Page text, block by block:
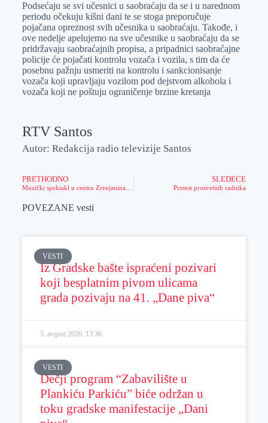
Podsećaju se svi učesnici u saobraćaju da se i u narednom
periodu očekuju kišni dani te se stoga preporučuje
pojačana opreznost svih učesnika u saobraćaju. Takođe, i
ove nedelje apelujemo na sve učesnike u saobraćaju da se
pridržavaju saobraćajnih propisa, a pripadnici saobraćajne
policije će pojačati kontrolu vozača i vozila, s tim da će
posebnu pažnju usmeriti na kontrolu i sankcionisanje
vozača koji upravljaju vozilom pod dejstvom alkohola i
vozača koji ne poštuju ograničenje brzine kretanja
RTV Santos
Autor: Redakcija radio televizije Santos
PRETHODNO
Muzički spektakl u centru Zrenjanina (VIDEO)
SLEDEĆE
Protest prosvetnih radnika
POVEZANE vesti
VESTI
Iz Gradske bašte ispraćeni pozivari
koji besplatnim pivom ulicama
grada pozivaju na 41. „Dane piva“
5. avgust 2026. 13:36
VESTI
Dečji program “Zabavilište u
Plankiću Parkiću” biće održan u
toku gradske manifestacije „Dani